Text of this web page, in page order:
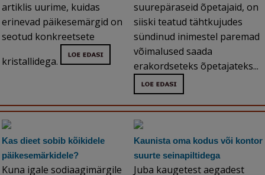
artiklis uurime, kuidas
erinevad päikesemärgid on
seotud konkreetsete
kristallidega.
suurepäraseid õpetajaid, on
siiski teatud tähtkujudes
sündinud inimestel paremad
võimalused saada
erakordseteks õpetajateks...
Kas dieet sobib kõikidele
päikesemärkidele?
Kuna igale sodiaagimärgile
Kaunista oma kodus või kontor
suurte seinapiltidega
Juba kaugetest aegadest